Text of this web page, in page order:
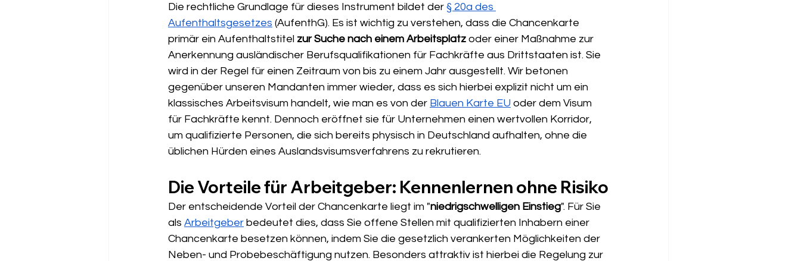
Die rechtliche Grundlage für dieses Instrument bildet der § 20a des
Aufenthaltsgesetzes (AufenthG). Es ist wichtig zu verstehen, dass die Chancenkarte
primär ein Aufenthaltstitel zur Suche nach einem Arbeitsplatz oder einer Maßnahme zur
Anerkennung ausländischer Berufsqualifikationen für Fachkräfte aus Drittstaaten ist. Sie
wird in der Regel für einen Zeitraum von bis zu einem Jahr ausgestellt. Wir betonen
gegenüber unseren Mandanten immer wieder, dass es sich hierbei explizit nicht um ein
klassisches Arbeitsvisum handelt, wie man es von der Blauen Karte EU oder dem Visum
für Fachkräfte kennt. Dennoch eröffnet sie für Unternehmen einen wertvollen Korridor,
um qualifizierte Personen, die sich bereits physisch in Deutschland aufhalten, ohne die
üblichen Hürden eines Auslandsvisumsverfahrens zu rekrutieren.
Die Vorteile für Arbeitgeber: Kennenlernen ohne Risiko
Der entscheidende Vorteil der Chancenkarte liegt im "niedrigschwelligen Einstieg". Für Sie
als Arbeitgeber bedeutet dies, dass Sie offene Stellen mit qualifizierten Inhabern einer
Chancenkarte besetzen können, indem Sie die gesetzlich verankerten Möglichkeiten der
Neben- und Probebeschäftigung nutzen. Besonders attraktiv ist hierbei die Regelung zur